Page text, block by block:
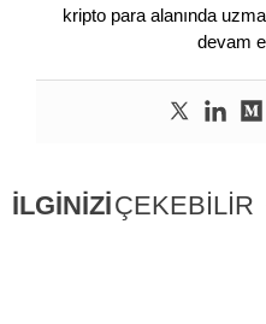
kripto para alanında
devam
İLGİNİZİÇEKEBİLİR